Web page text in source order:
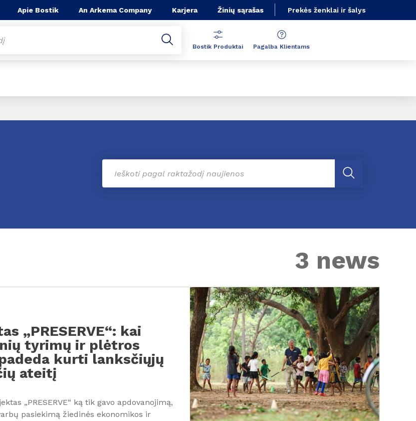
Apie Bostik An Arkema Company Karjera Žinių sąrašas Prekės ženklai ir šalys
Bostik Produktai Pagalba Klientams
3 news
„PRESERVE“: kai
tyrimų ir plėtros
kurti lanksčiųjų
ateitį
„PRESERVE“ ką tik gavo apdovanojimą,
pasiekimą žiedinės ekonomikos ir